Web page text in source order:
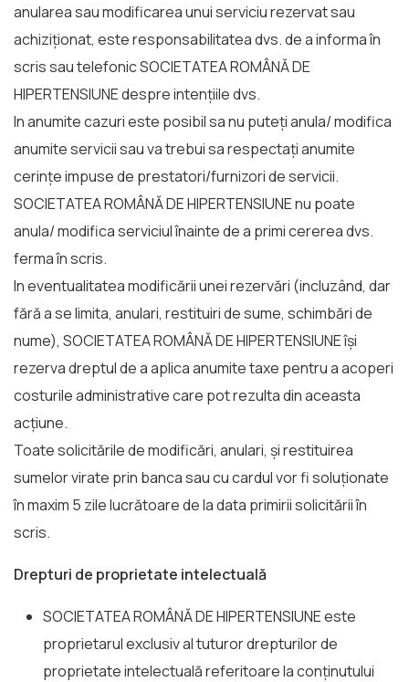
anularea sau modificarea unui serviciu rezervat sau
achiziționat, este responsabilitatea dvs. de a informa în
scris sau telefonic SOCIETATEA ROMÂNĂ DE
HIPERTENSIUNE despre intențiile dvs.
In anumite cazuri este posibil sa nu puteți anula/ modifica
anumite servicii sau va trebui sa respectați anumite
cerințe impuse de prestatori/furnizori de servicii.
SOCIETATEA ROMÂNĂ DE HIPERTENSIUNE nu poate
anula/ modifica serviciul înainte de a primi cererea dvs.
ferma în scris.
In eventualitatea modificării unei rezervări (incluzând, dar
fără a se limita, anulari, restituiri de sume, schimbări de
nume), SOCIETATEA ROMÂNĂ DE HIPERTENSIUNE își
rezerva dreptul de a aplica anumite taxe pentru a acoperi
costurile administrative care pot rezulta din aceasta
acțiune.
Toate solicitările de modificări, anulari, și restituirea
sumelor virate prin banca sau cu cardul vor fi soluționate
în maxim 5 zile lucrătoare de la data primirii solicitării în
scris.
Drepturi de proprietate intelectuală
SOCIETATEA ROMÂNĂ DE HIPERTENSIUNE este
proprietarul exclusiv al tuturor drepturilor de
proprietate intelectuală referitoare la conținutului